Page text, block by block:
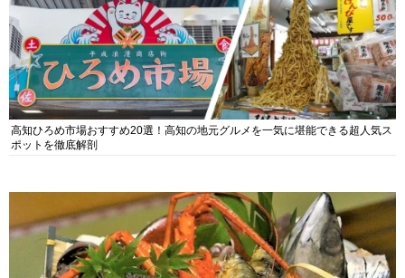
高知ひろめ市場おすすめ20選！高知の地元グルメを一気に堪能できる超人気ス
ポットを徹底解剖